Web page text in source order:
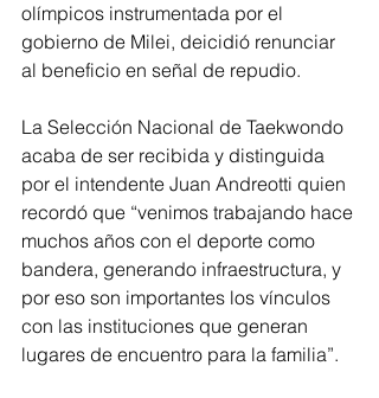
olímpicos instrumentada por el
gobierno de Milei, deicidió renunciar
al beneficio en señal de repudio.
La Selección Nacional de Taekwondo
acaba de ser recibida y distinguida
por el intendente Juan Andreotti quien
recordó que “venimos trabajando hace
muchos años con el deporte como
bandera, generando infraestructura, y
por eso son importantes los vínculos
con las instituciones que generan
lugares de encuentro para la familia”.